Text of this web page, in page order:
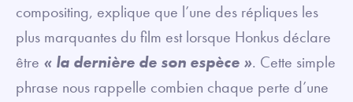
compositing, explique que l’une des répliques les
plus marquantes du film est lorsque Honkus déclare
être « la dernière de son espèce ». Cette simple
phrase nous rappelle combien chaque perte d’une